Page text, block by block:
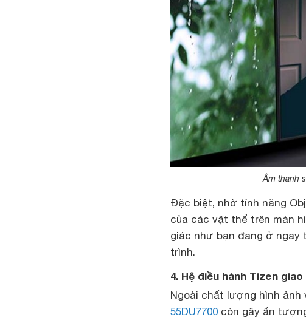
Âm thanh
Đặc biệt, nhờ tính năng
của các vật thể trên màn
giác như bạn đang ở ngay
trình.
4. Hệ điều hành Tizen
Ngoài chất lượng hình
55DU7700 còn gây ấn